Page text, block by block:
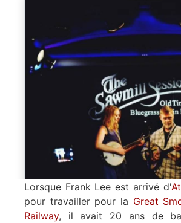
Lorsque Frank Lee est arrivé d'
pour travailler pour la Great
Railway, il avait 20 ans de